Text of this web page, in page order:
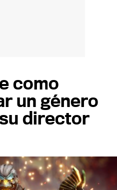
como
un género
director